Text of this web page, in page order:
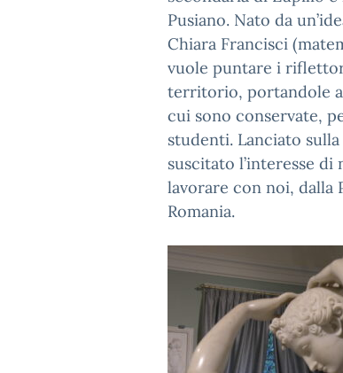
Pusiano. Nato da
Chiara Francisci
vuole puntare i
territorio, portandole
cui sono conservate,
studenti. Lanciato
suscitato l’interesse
lavorare con noi, dalla
Romania.